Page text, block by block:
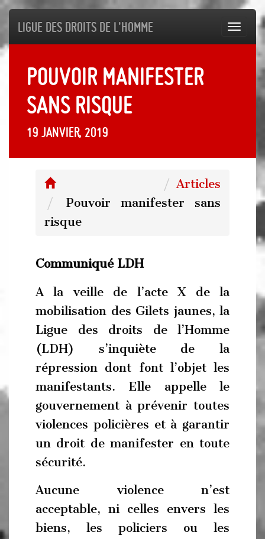
Ligue des droits de l'Homme
Pouvoir manifester
sans risque
19 janvier, 2019
Articles
Pouvoir manifester sans
risque
Communiqué LDH
A la veille de l’acte X de la
mobilisation des Gilets jaunes, la
Ligue des droits de l’Homme
(LDH) s’inquiète de la
répression dont font l’objet les
manifestants. Elle appelle le
gouvernement à prévenir toutes
violences policières et à garantir
un droit de manifester en toute
sécurité.
Aucune violence n’est
acceptable, ni celles envers les
biens, les policiers ou les